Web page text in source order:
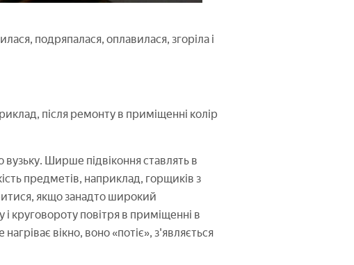
подряпалася, оплавилася, згоріла і
після ремонту в приміщенні колір
вузьку. Ширше підвіконня ставлять в
предметів, наприклад, горщиків з
якщо занадто широкий
круговороту повітря в приміщенні в
вікно, воно «потіє», з'являється